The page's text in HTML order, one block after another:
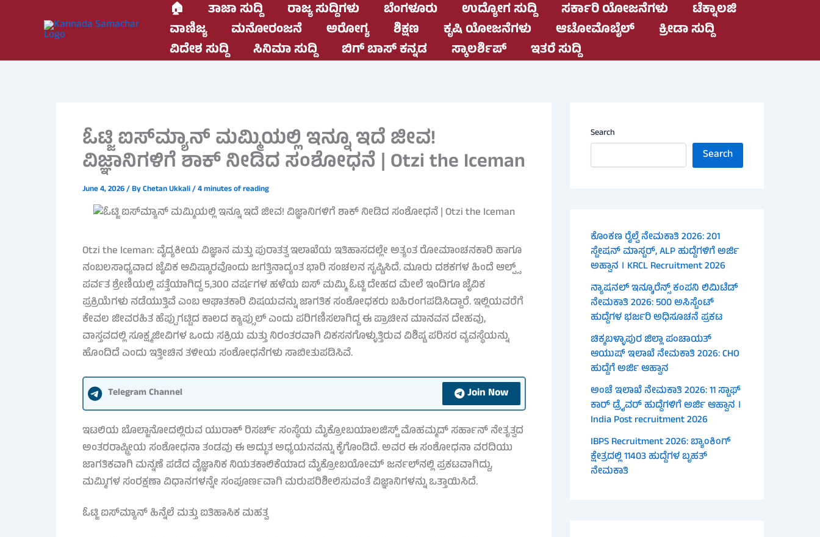
🏠 ತಾಜಾ ಸುದ್ದಿ ರಾಜ್ಯ ಸುದ್ದಿಗಳು ಬೆಂಗಳೂರು ಉದ್ಯೋಗ ಸುದ್ದಿ ಸರ್ಕಾರಿ ಯೋಜನೆಗಳು
ಟೆಕ್ನಾಲಜಿ
ವಾಣಿಜ್ಯ
ಮನೋರಂಜನೆ ಅರೋಗ್ಯ ಶಿಕ್ಷಣ ಕೃಷಿ ಯೋಜನೆಗಳು ಆಟೋಮೊಬೈಲ್
ಕ್ರೀಡಾ ಸುದ್ದಿ
ವಿದೇಶ ಸುದ್ದಿ
ಸಿನಿಮಾ ಸುದ್ದಿ ಬಿಗ್ ಬಾಸ್ ಕನ್ನಡ ಸ್ಕಾಲರ್ಶಿಪ್ ಇತರೆ ಸುದ್ದಿ
ಓಟ್ಜಿ ಐಸ್‌ಮ್ಯಾನ್ ಮಮ್ಮಿಯಲ್ಲಿ ಇನ್ನೂ ಇದೆ ಜೀವ!
ವಿಜ್ಞಾನಿಗಳಿಗೆ ಶಾಕ್ ನೀಡಿದ ಸಂಶೋಧನೆ | Otzi the Iceman
June 4, 2026/ ByChetan Ukkali/4 minutes of reading
Otzi the Iceman: ವೈದ್ಯಕೀಯ ವಿಜ್ಞಾನ ಮತ್ತು ಪುರಾತತ್ವ ಇಲಾಖೆಯ ಇತಿಹಾಸದಲ್ಲೇ ಅತ್ಯಂತ ರೋಮಾಂಚನಕಾರಿ ಹಾಗೂ
ನಂಬಲಸಾಧ್ಯವಾದ ಜೈವಿಕ ಆವಿಷ್ಕಾರವೊಂದು ಜಗತ್ತಿನಾದ್ಯಂತ ಭಾರಿ ಸಂಚಲನ ಸೃಷ್ಟಿಸಿದೆ. ಮೂರು ದಶಕಗಳ ಹಿಂದೆ ಆಲ್ಪ್ಸ್
ಪರ್ವತ ಶ್ರೇಣಿಯಲ್ಲಿ ಪತ್ತೆಯಾಗಿದ್ದ 5,300 ವರ್ಷಗಳ ಹಳೆಯ ಐಸ್ ಮಮ್ಮಿ ಓಟ್ಜಿ ದೇಹದ ಮೇಲೆ ಇಂದಿಗೂ ಜೈವಿಕ
ಪ್ರಕ್ರಿಯೆಗಳು ನಡೆಯುತ್ತಿವೆ ಎಂಬ ಆಘಾತಕಾರಿ ವಿಷಯವನ್ನು ಜಾಗತಿಕ ಸಂಶೋಧಕರು ಬಹಿರಂಗಪಡಿಸಿದ್ದಾರೆ. ಇಲ್ಲಿಯವರೆಗೆ
ಕೇವಲ ಜೀವರಹಿತ ಹೆಪ್ಪುಗಟ್ಟಿದ ಕಾಲದ ಕ್ಯಾಪ್ಸುಲ್ ಎಂದು ಪರಿಗಣಿಸಲಾಗಿದ್ದ ಈ ಪ್ರಾಚೀನ ಮಾನವನ ದೇಹವು,
ವಾಸ್ತವದಲ್ಲಿ ಸೂಕ್ಷ್ಮಜೀವಿಗಳ ಒಂದು ಸಕ್ರಿಯ ಮತ್ತು ನಿರಂತರವಾಗಿ ವಿಕಸನಗೊಳ್ಳುತ್ತಿರುವ ವಿಶಿಷ್ಟ ಪರಿಸರ ವ್ಯವಸ್ಥೆಯನ್ನು
ಹೊಂದಿದೆ ಎಂದು ಇತ್ತೀಚಿನ ತಳೀಯ ಸಂಶೋಧನೆಗಳು ಸಾಬೀತುಪಡಿಸಿವೆ.
Telegram Channel Join Now
ಇಟಲಿಯ ಬೊಲ್ಜಾನೋದಲ್ಲಿರುವ ಯುರಾಕ್ ರಿಸರ್ಚ್ ಸಂಸ್ಥೆಯ ಮೈಕ್ರೋಬಯಾಲಜಿಸ್ಟ್ ಮೊಹಮ್ಮದ್ ಸರ್ಹಾನ್ ನೇತೃತ್ವದ
ಅಂತರರಾಷ್ಟ್ರೀಯ ಸಂಶೋಧನಾ ತಂಡವು ಈ ಅದ್ಭುತ ಅಧ್ಯಯನವನ್ನು ಕೈಗೊಂಡಿದೆ. ಅವರ ಈ ಸಂಶೋಧನಾ ವರದಿಯು
ಜಾಗತಿಕವಾಗಿ ಮನ್ನಣೆ ಪಡೆದ ವೈಜ್ಞಾನಿಕ ನಿಯತಕಾಲಿಕೆಯಾದ ಮೈಕ್ರೋಬಯೋಮ್ ಜರ್ನಲ್‌ನಲ್ಲಿ ಪ್ರಕಟವಾಗಿದ್ದು,
ಮಮ್ಮಿಗಳ ಸಂರಕ್ಷಣಾ ವಿಧಾನಗಳನ್ನೇ ಸಂಪೂರ್ಣವಾಗಿ ಮರುಪರಿಶೀಲಿಸುವಂತೆ ವಿಜ್ಞಾನಿಗಳನ್ನು ಒತ್ತಾಯಿಸಿದೆ.
ಓಟ್ಜಿ ಐಸ್‌ಮ್ಯಾನ್ ಹಿನ್ನೆಲೆ ಮತ್ತು ಐತಿಹಾಸಿಕ ಮಹತ್ವ
Search
Search
ಕೊಂಕಣ ರೈಲ್ವೆ ನೇಮಕಾತಿ 2026: 201
ಸ್ಟೇಷನ್ ಮಾಸ್ಟರ್, ALP ಹುದ್ದೆಗಳಿಗೆ ಅರ್ಜಿ
ಅಹ್ವಾನ । KRCL Recruitment 2026
ನ್ಯಾಷನಲ್ ಇನ್ಶೂರೆನ್ಸ್ ಕಂಪನಿ ಲಿಮಿಟೆಡ್
ನೇಮಕಾತಿ 2026: 500 ಅಸಿಸ್ಟೆಂಟ್
ಹುದ್ದೆಗಳ ಭರ್ಜರಿ ಅಧಿಸೂಚನೆ ಪ್ರಕಟ
ಚಿಕ್ಕಬಳ್ಳಾಪುರ ಜಿಲ್ಲಾ ಪಂಚಾಯತ್
ಆಯುಷ್ ಇಲಾಖೆ ನೇಮಕಾತಿ 2026: CHO
ಹುದ್ದೆಗೆ ಅರ್ಜಿ ಆಹ್ವಾನ
ಅಂಚೆ ಇಲಾಖೆ ನೇಮಕಾತಿ 2026: 11 ಸ್ಟಾಫ್
ಕಾರ್ ಡ್ರೈವರ್ ಹುದ್ದೆಗಳಿಗೆ ಅರ್ಜಿ ಆಹ್ವಾನ ।
India Post recruitment 2026
IBPS Recruitment 2026: ಬ್ಯಾಂಕಿಂಗ್
ಕ್ಷೇತ್ರದಲ್ಲಿ 11403 ಹುದ್ದೆಗಳ ಬೃಹತ್
ನೇಮಕಾತಿ